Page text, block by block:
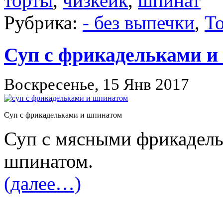
Рубрика: - без выпечки,
Суп с фрикадельками
Воскресенье, 15 Янв 2017
Суп с фрикадельками и шпинатом
Суп с мясными
шпинатом.
(далее…)